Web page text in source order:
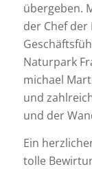
übergeben.
der Chef
Naturpark
michael
und
und der
Ein
tolle